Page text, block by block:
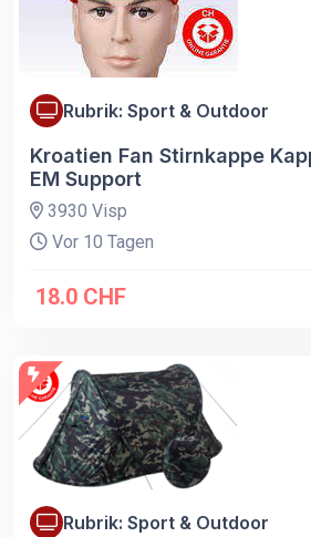
Rubrik: Sport & Outdoor
Kroatien Fan Stirnkappe
EM Support
3930 Visp
Vor 10 Tagen
18.0 CHF
Rubrik: Sport & Outdoor